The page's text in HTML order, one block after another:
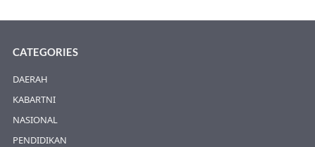
CATEGORIES
DAERAH
KABARTNI
NASIONAL
PENDIDIKAN